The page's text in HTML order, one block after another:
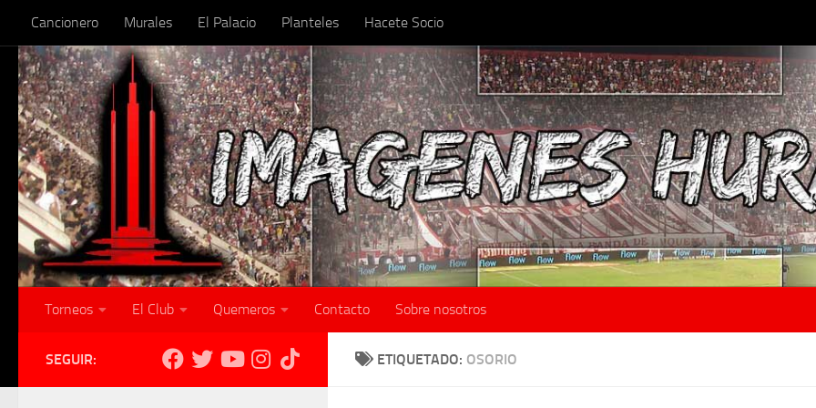
Skip to content
Cancionero Murales El Palacio Planteles Hacete Socio
Torneos El Club Quemeros Contacto Sobre nosotros
ETIQUETADO: OSORIO
SEGUIR: